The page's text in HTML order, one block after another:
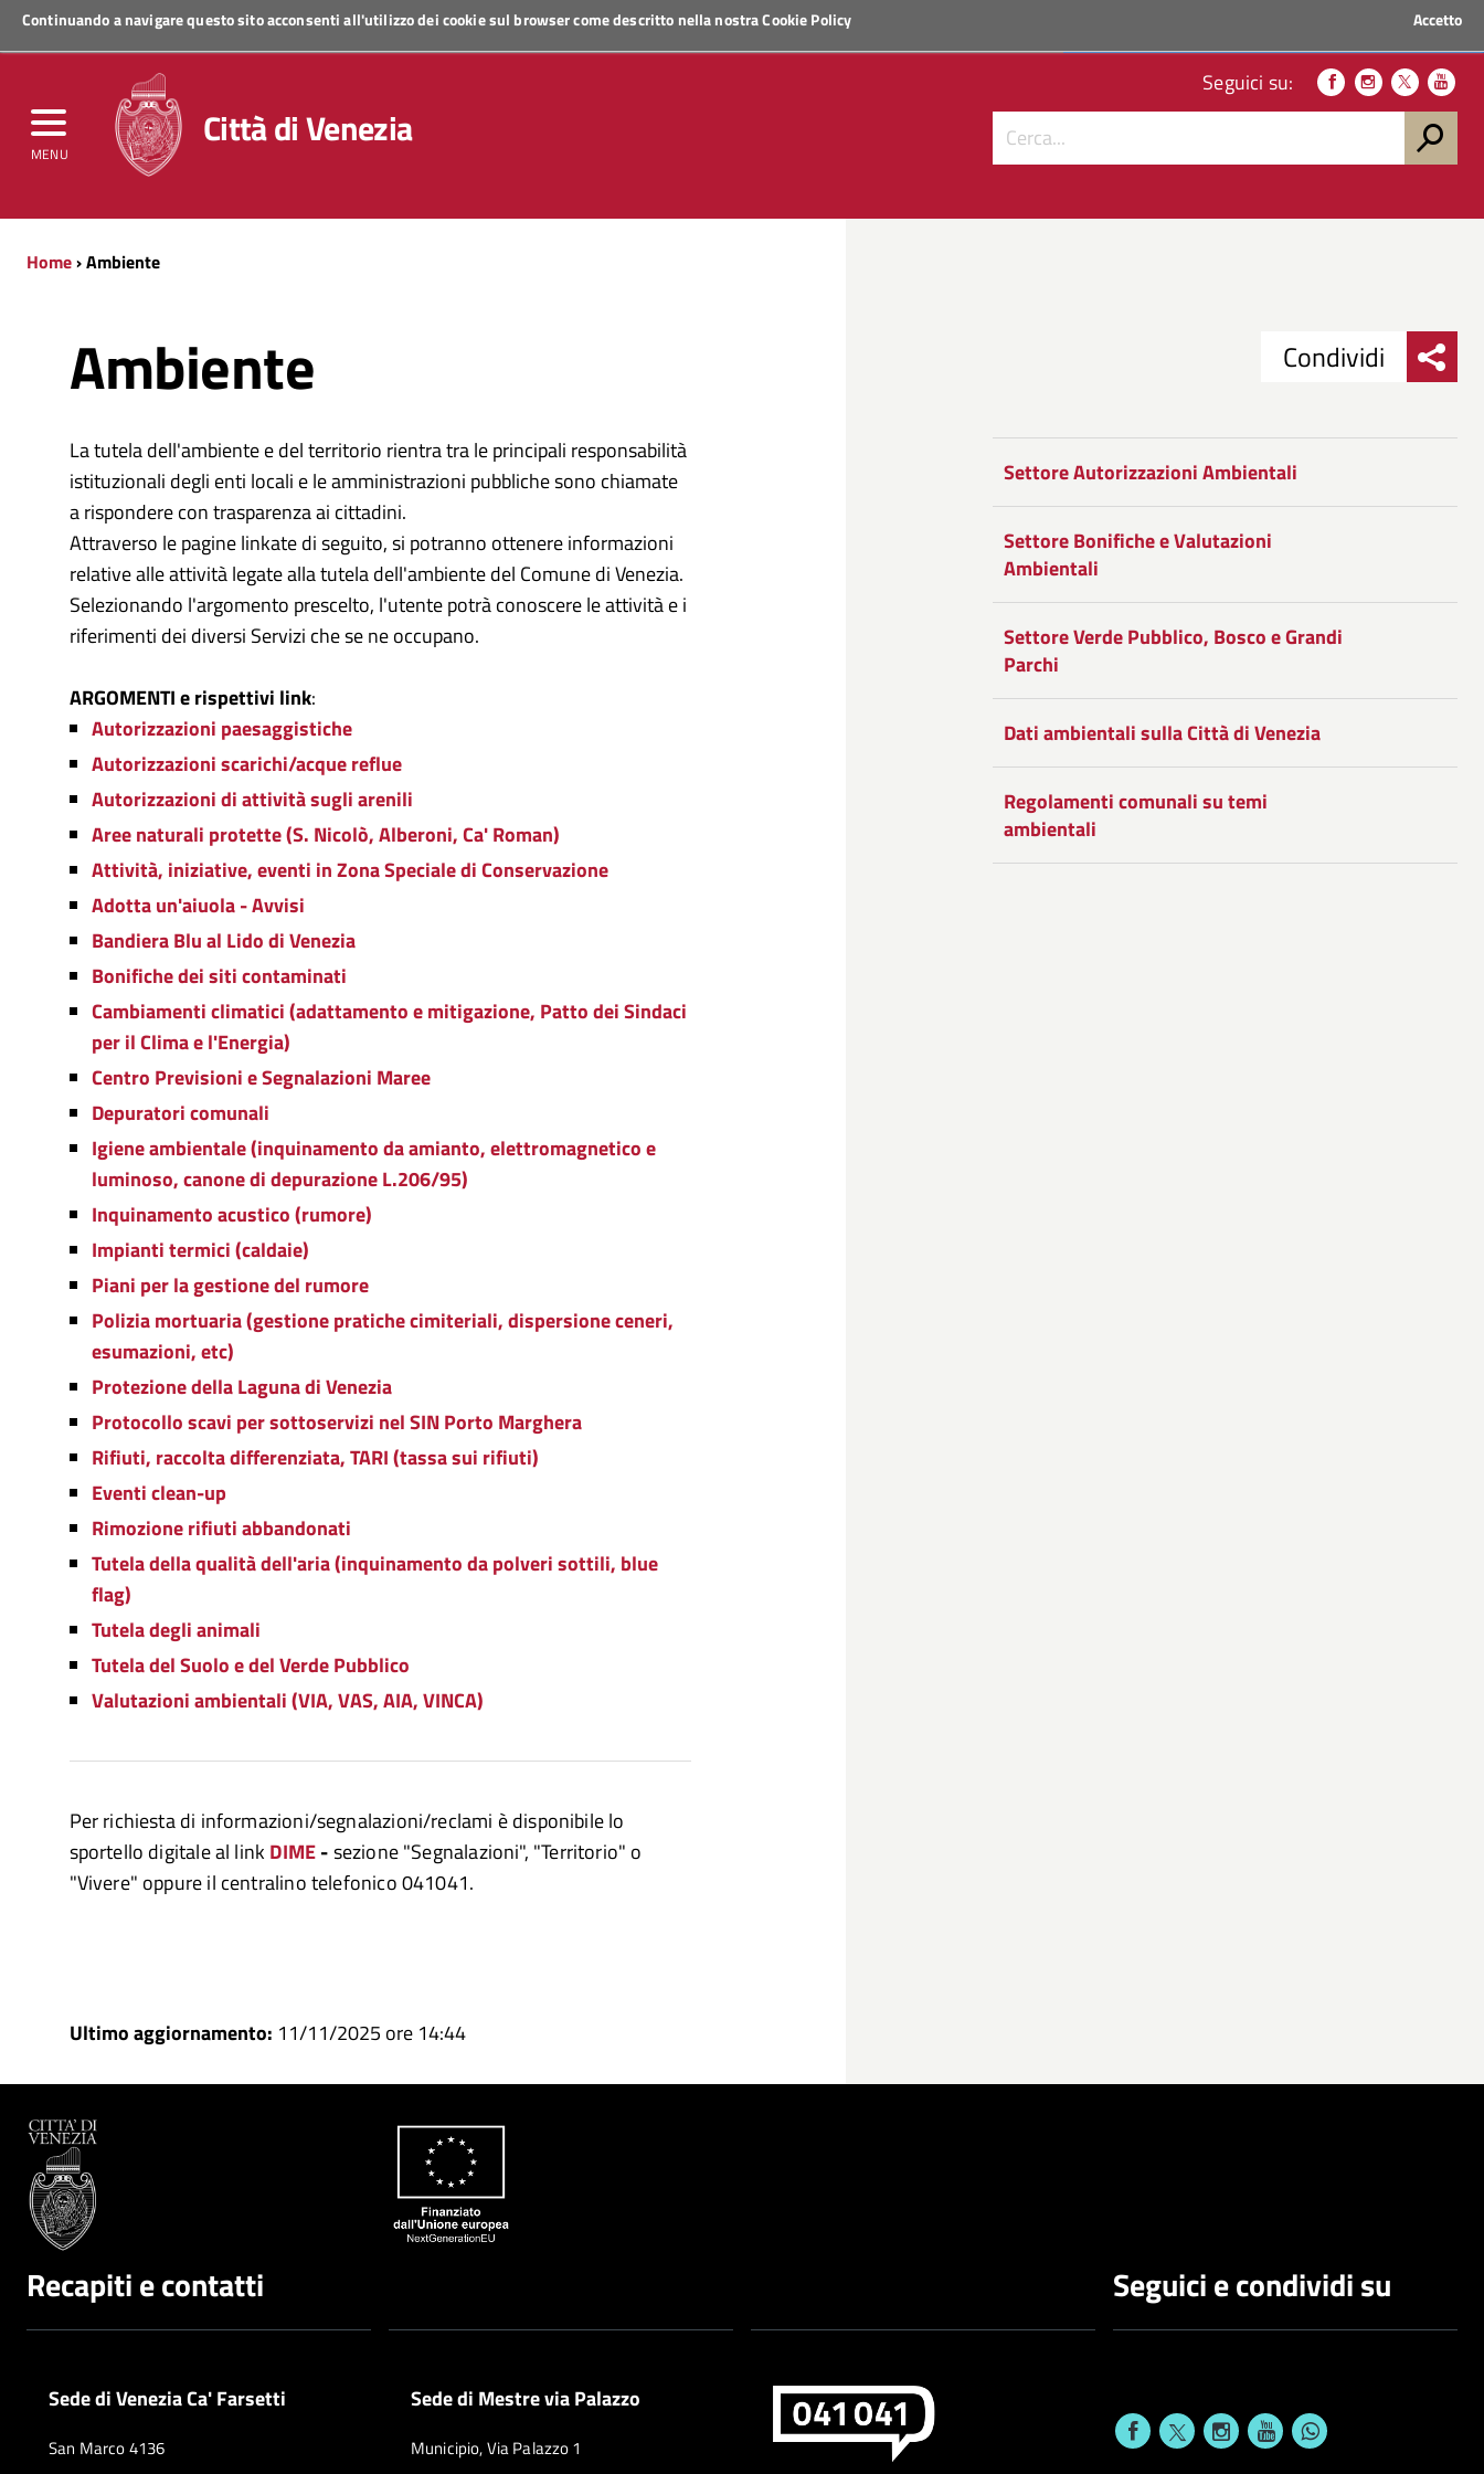
Continuando a navigare questo sito acconsenti all'utilizzo dei cookie sul browser come descritto nella nostraCookie Policy Accetto
MENU
Regione Veneto
Città di Venezia
Seguici su:
Home› Ambiente
Ambiente
La tutela dell'ambiente e del territorio rientra tra le principali responsabilità
istituzionali degli enti locali e le amministrazioni pubbliche sono chiamate
a rispondere con trasparenza ai cittadini.
Attraverso le pagine linkate di seguito, si potranno ottenere informazioni
relative alle attività legate alla tutela dell'ambiente del Comune di Venezia.
Selezionando l'argomento prescelto, l'utente potrà conoscere le attività e i
riferimenti dei diversi Servizi che se ne occupano.
ARGOMENTI e rispettivi link:
Autorizzazioni paesaggistiche
Autorizzazioni scarichi/acque reflue
Autorizzazioni di attività sugli arenili
Aree naturali protette (S. Nicolò, Alberoni, Ca' Roman)
Attività, iniziative, eventi in Zona Speciale di Conservazione
Adotta un'aiuola - Avvisi
Bandiera Blu al Lido di Venezia
Bonifiche dei siti contaminati
Cambiamenti climatici (adattamento e mitigazione, Patto dei Sindaci
per il Clima e l'Energia)
Centro Previsioni e Segnalazioni Maree
Depuratori comunali
Igiene ambientale (inquinamento da amianto, elettromagnetico e
luminoso, canone di depurazione L.206/95)
Inquinamento acustico (rumore)
Impianti termici (caldaie)
Piani per la gestione del rumore
Polizia mortuaria (gestione pratiche cimiteriali, dispersione ceneri,
esumazioni, etc)
Protezione della Laguna di Venezia
Protocollo scavi per sottoservizi nel SIN Porto Marghera
Rifiuti, raccolta differenziata, TARI (tassa sui rifiuti)
Eventi clean-up
Rimozione rifiuti abbandonati
Tutela della qualità dell'aria (inquinamento da polveri sottili, blue
flag)
Tutela degli animali
Tutela del Suolo e del Verde Pubblico
Valutazioni ambientali (VIA, VAS, AIA, VINCA)
Per richiesta di informazioni/segnalazioni/reclami è disponibile lo
sportello digitale al link DIME-sezione "Segnalazioni", "Territorio" o
"Vivere" oppure il centralino telefonico 041041.
Facebook
Condividi
su
Condividi
Google
Condividi
Settore Autorizzazioni Ambientali
Settore Bonifiche e Valutazioni
Ambientali
Settore Verde Pubblico, Bosco e Grandi
Parchi
Dati ambientali sulla Città di Venezia
Regolamenti comunali su temi
ambientali
Ultimo aggiornamento: 11/11/2025 ore 14:44
Recapiti e contatti
Sede di Venezia Ca' Farsetti
San Marco 4136
Sede di Mestre via Palazzo
Municipio, Via Palazzo 1
Seguici e condividi su